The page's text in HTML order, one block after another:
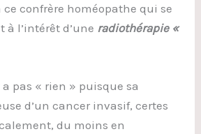
ce confrère homéopathe qui se
l’intérêt d’une radiothérapie «
a pas « rien » puisque sa
d’un cancer invasif, certes
du moins en